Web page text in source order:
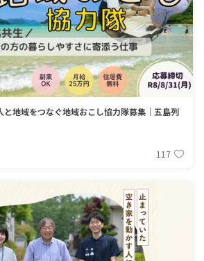
と地域をつなぐ地域おこし協力隊募集｜五島列
117